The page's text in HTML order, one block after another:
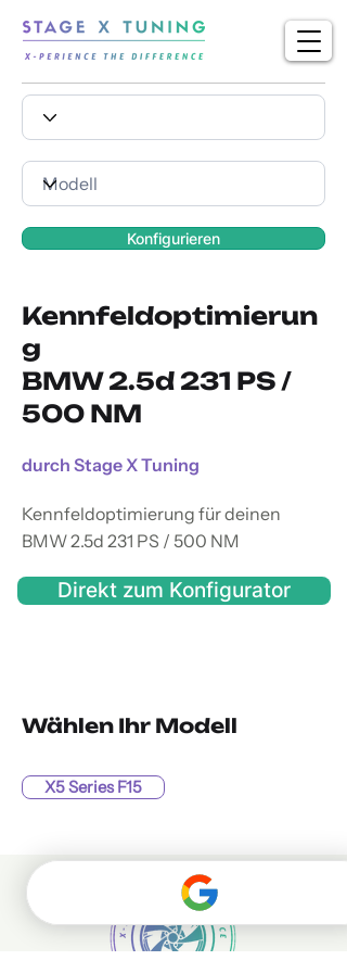
Konfigurieren
Kennfeldoptimierun
g
BMW 2.5d 231 PS /
500 NM
durch Stage X Tuning
Kennfeldoptimierung für deinen
BMW 2.5d 231 PS / 500 NM
Direkt zum Konfigurator
Wählen Ihr Modell
X5 Series F15